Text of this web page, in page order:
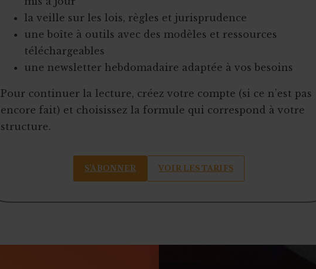
la veille sur les lois, règles et jurisprudence
une boîte à outils avec des modèles et ressources
téléchargeables
une newsletter hebdomadaire adaptée à vos besoins
Pour continuer la lecture, créez votre compte (si ce n’est pas
encore fait) et choisissez la formule qui correspond à votre
structure.
S’ABONNER VOIR LES TARIFS